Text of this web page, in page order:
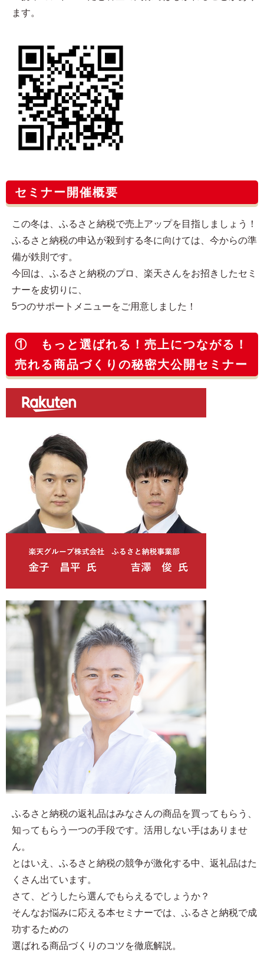
ます。
セミナー開催概要
この冬は、ふるさと納税で売上アップを目指しましょう！
ふるさと納税の申込が殺到する冬に向けては、今からの準
備が鉄則です。
今回は、ふるさと納税のプロ、楽天さんをお招きしたセミ
ナーを皮切りに、
5つのサポートメニューをご用意しました！
① もっと選ばれる！売上につながる！
売れる商品づくりの秘密大公開セミナー
ふるさと納税の返礼品はみなさんの商品を買ってもらう、
知ってもらう一つの手段です。活用しない手はありませ
ん。
とはいえ、ふるさと納税の競争が激化する中、返礼品はた
くさん出ています。
さて、どうしたら選んでもらえるでしょうか？
そんなお悩みに応える本セミナーでは、ふるさと納税で成
功するための
選ばれる商品づくりのコツを徹底解説。